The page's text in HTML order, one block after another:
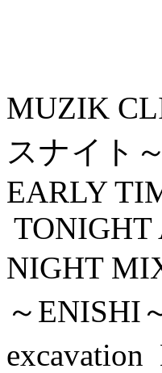
MUZIK
スナイト
EARLY
TONIGHT
NIGHT
～ENISHI
excavation